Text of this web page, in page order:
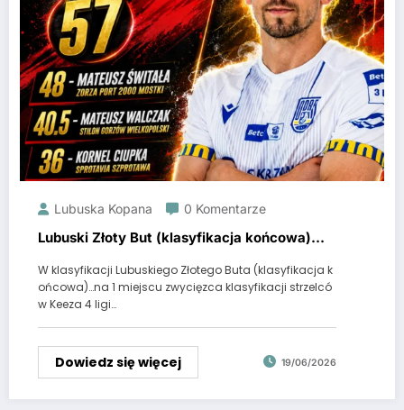
Lubuska Kopana 0 Komentarze
Lubuski Złoty But (klasyfikacja końcowa)…
W klasyfikacji Lubuskiego Złotego Buta (klasyfikacja k
ońcowa)…na 1 miejscu zwycięzca klasyfikacji strzelcó
w Keeza 4 ligi…
Dowiedz się więcej 19/06/2026